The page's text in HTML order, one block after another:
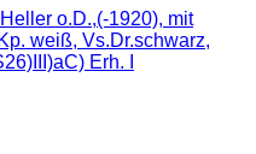
o.D.,(-1920), mit
weiß, Vs.Dr.schwarz,
Erh. I